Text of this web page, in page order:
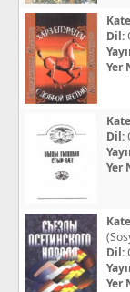
Dil:
Yer
Dil:
Yer
Dil:
Yer